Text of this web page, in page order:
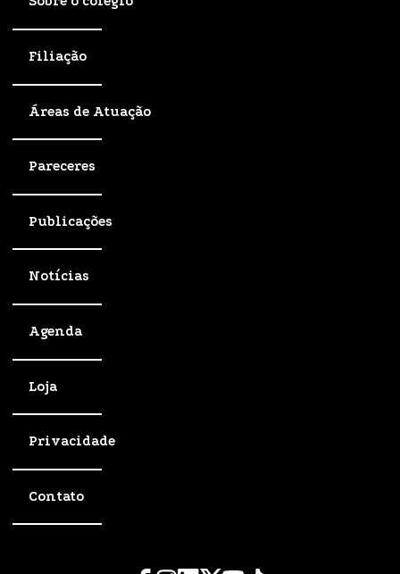
Filiação
Áreas de Atuação
Pareceres
Publicações
Notícias
Agenda
Loja
Privacidade
Contato